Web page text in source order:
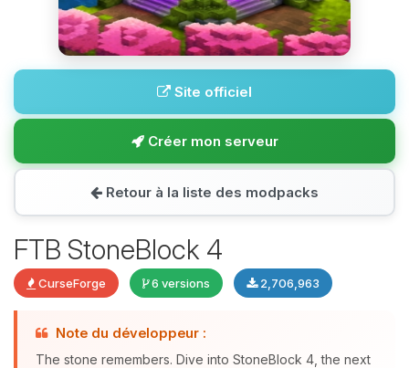
Site officiel
Créer mon serveur
Retour à la liste des modpacks
FTB StoneBlock 4
CurseForge 6 versions 2,706,963
Note du développeur :
The stone remembers. Dive into StoneBlock 4, the next